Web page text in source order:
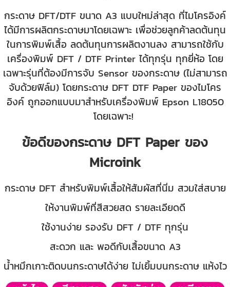
กระดาษ DFT/DTF ขนาด A3 แบบใหม่ล่าสุด ที่ไมโครอิงค์
ได้มีการผลิตกระดาษมาโดยเฉพาะ เพื่อช่วยลูกค้าลดต้นทุน
ในการพิมพ์เสื้อ ลดต้นทุนการผลิตงานลง สามารถใช้กับ
เครื่องพิมพ์ DFT / DTF Printer ได้ทุกรุ่น ทุกยี่ห้อ โดย
เฉพาะรุ่นที่ต้องมีการจับ Sensor ของกระดาษ (ไม่สามารถ
จับด้วยฟิล์ม) โดยกระดาษ DFT DTF Paper ของไมโคร
อิงค์ ถูกออกแบบมาสำหรับเครื่องพิมพ์ Epson L18050
โดยเฉพาะ!
ข้อดีของกระดาษ DFT Paper ของ
Microink
กระดาษ DFT สำหรับพิมพ์เสื้อให้สัมผัสที่นิ่ม สวมใส่สบาย
ให้งานพิมพ์ที่สีสวยสด รายละเอียดดี
ใช้งานง่าย รองรับ DFT / DTF ทุกรุ่น
สะดวก และ พอดีกับเสื้อขนาด A3
น้ำหมึกเกาะติดบนกระดาษได้ง่าย ไม่เยิ้มบนกระดาษ แห้งไว